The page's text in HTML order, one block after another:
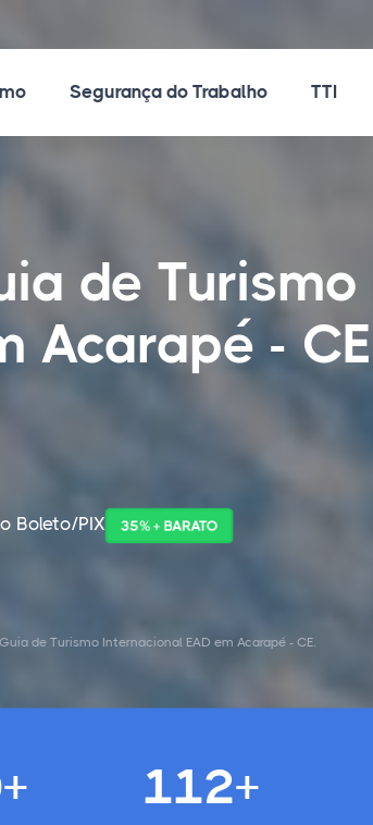
Segurança do Trabalho TTI
de Turismo
Acarapé - CE
Boleto/PIX 35% + BARATO
de Turismo Internacional EAD em Acarapé - CE.
112+